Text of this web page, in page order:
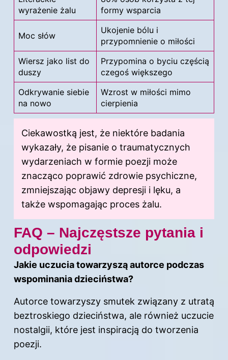
wyrażenie żalu
formy wsparcia
Moc słów
Ukojenie bólu i
przypomnienie o miłości
Wiersz jako list do
duszy
Przypomina o byciu częścią
czegoś większego
Odkrywanie siebie
na nowo
Wzrost w miłości mimo
cierpienia
Ciekawostką jest, że niektóre badania
wykazały, że pisanie o traumatycznych
wydarzeniach w formie poezji może
znacząco poprawić zdrowie psychiczne,
zmniejszając objawy depresji i lęku, a
także wspomagając proces żalu.
FAQ – Najczęstsze pytania i
odpowiedzi
Jakie uczucia towarzyszą autorce podczas
wspominania dzieciństwa?
Autorce towarzyszy smutek związany z utratą
beztroskiego dzieciństwa, ale również uczucie
nostalgii, które jest inspiracją do tworzenia
poezji.